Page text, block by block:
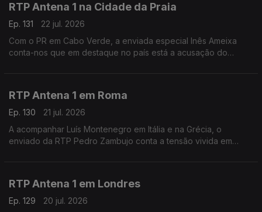
RTP Antena 1 na Cidade da Praia
Ep. 131
22 jul. 2026
Com o PR em Cabo Verde, a enviada especial Inês Ameixa
conta-nos que em destaque no país está a acusação do
RTP Antena 1 em Roma
Ep. 130
21 jul. 2026
A acompanhar Luís Montenegro em Itália e na Grécia, o
enviado da RTP Pedro Zambujo conta a tensão vivida em
RTP Antena 1 em Londres
Ep. 129
20 jul. 2026